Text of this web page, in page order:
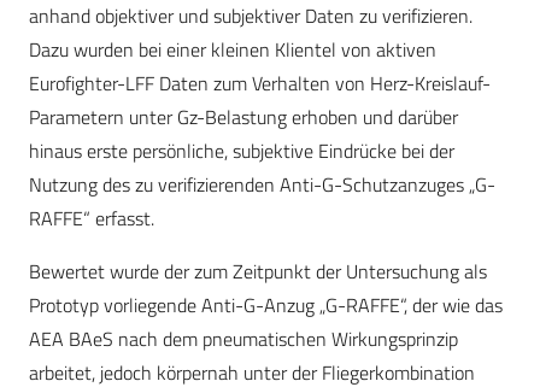
anhand objektiver und subjektiver Daten zu verifizieren.
Dazu wurden bei einer kleinen Klientel von aktiven
Eurofighter-LFF Daten zum Verhalten von Herz-Kreislauf-
Parametern unter Gz-Belastung erhoben und darüber
hinaus erste persönliche, subjektive Eindrücke bei der
Nutzung des zu verifizierenden Anti-G-Schutzanzuges „G-
RAFFE“ erfasst.
Bewertet wurde der zum Zeitpunkt der Untersuchung als
Prototyp vorliegende Anti-G-Anzug „G-RAFFE“, der wie das
AEA BAeS nach dem pneumatischen Wirkungsprinzip
arbeitet, jedoch körpernah unter der Fliegerkombination